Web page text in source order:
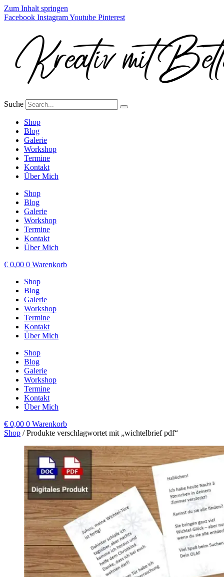
Zum Inhalt springen
Facebook InstagramYoutube Pinterest
Suche
Shop
Blog
Galerie
Workshop
Termine
Kontakt
Über Mich
Shop
Blog
Galerie
Workshop
Termine
Kontakt
Über Mich
€ 0,00 0 Warenkorb
Shop
Blog
Galerie
Workshop
Termine
Kontakt
Über Mich
Shop
Blog
Galerie
Workshop
Termine
Kontakt
Über Mich
€ 0,00 0 Warenkorb
Shop / Produkte verschlagwortet mit „wichtelbrief pdf“